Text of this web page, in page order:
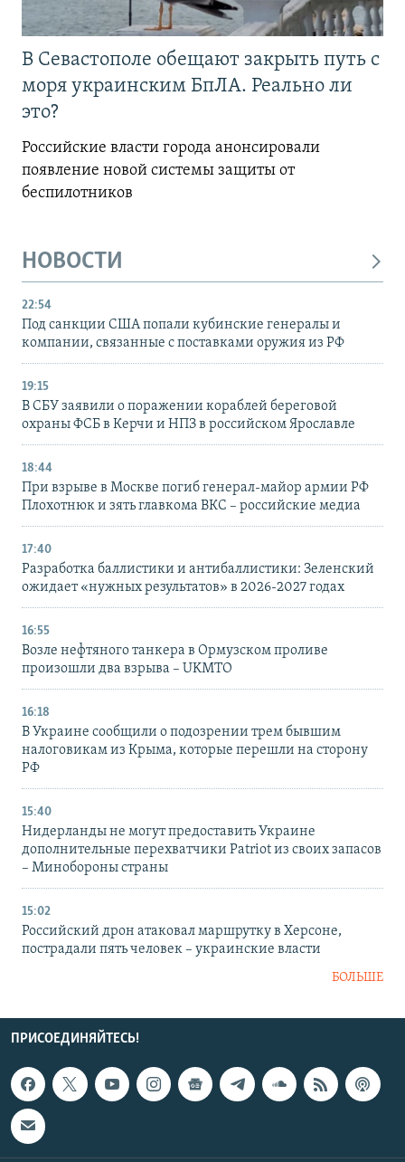
В Севастополе обещают закрыть путь с
моря украинским БпЛА. Реально ли
это?
Российские власти города анонсировали
появление новой системы защиты от
беспилотников
НОВОСТИ
22:54
Под санкции США попали кубинские генералы и
компании, связанные с поставками оружия из РФ
19:15
В СБУ заявили о поражении кораблей береговой
охраны ФСБ в Керчи и НПЗ в российском Ярославле
18:44
При взрыве в Москве погиб генерал-майор армии РФ
Плохотнюк и зять главкома ВКС – российские медиа
17:40
Разработка баллистики и антибаллистики: Зеленский
ожидает «нужных результатов» в 2026-2027 годах
16:55
Возле нефтяного танкера в Ормузском проливе
произошли два взрыва – UKMTO
16:18
В Украине сообщили о подозрении трем бывшим
налоговикам из Крыма, которые перешли на сторону
РФ
15:40
Нидерланды не могут предоставить Украине
дополнительные перехватчики Patriot из своих запасов
– Минобороны страны
15:02
Российский дрон атаковал маршрутку в Херсоне,
пострадали пять человек – украинские власти
БОЛЬШЕ
ПРИСОЕДИНЯЙТЕСЬ!